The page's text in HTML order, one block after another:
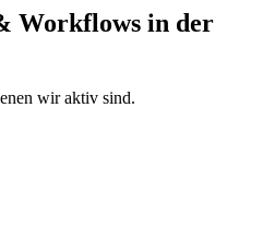
Workflows in der
wir aktiv sind.